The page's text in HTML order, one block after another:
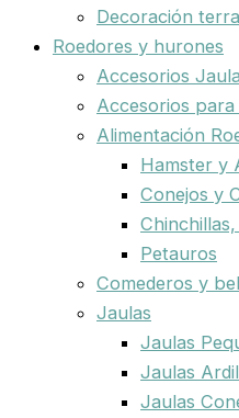
Decoración
Roedores y hurones
Accesorios
Accesorios para
Alimentación
Hamster y
Conejos y
Petauros
Comederos y
Jaulas
Jaulas
Jaulas
Jaulas